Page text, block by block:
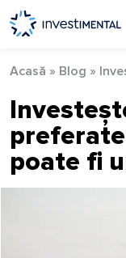
Skip
to
content
Acasă » Blog » Investește în
poate fi